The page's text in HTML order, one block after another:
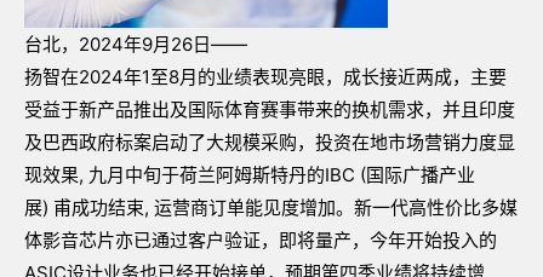
台北，2024年9月26日——
扬智在2024年1至8月的业绩表现亮眼，成长接近两成，主要
受益于新产品推出及国际体育赛事带来的换机需求，并且印度
及巴西政府标案启动了大规模采购，投资在地市场营销力度显
现效果, 九月中旬于荷兰阿姆斯特丹的IBC (国际广播产业
展) 甫成功结束, 运营商订单能见度增加。新一代高性价比多媒
体影音芯片亦已通过客户验证，即将量产，今年开始投入的